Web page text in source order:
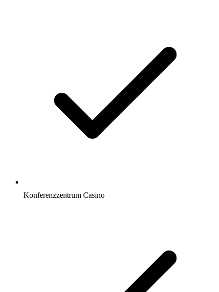
Konferenzzentrum Casino